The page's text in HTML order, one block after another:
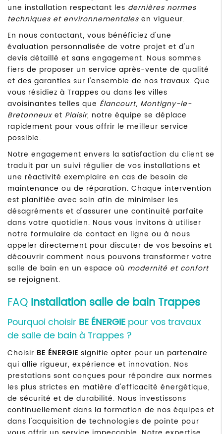
une installation respectant les dernières normes
techniques et environnementales en vigueur.
En nous contactant, vous bénéficiez d'une
évaluation personnalisée de votre projet et d'un
devis détaillé et sans engagement. Nous sommes
fiers de proposer un service après-vente de qualité
et des garanties sur l'ensemble de nos travaux. Que
vous résidiez à Trappes ou dans les villes
avoisinantes telles que Élancourt, Montigny-le-
Bretonneuxet Plaisir, notre équipe se déplace
rapidement pour vous offrir le meilleur service
possible.
Notre engagement envers la satisfaction du client se
traduit par un suivi régulier de vos installations et
une réactivité exemplaire en cas de besoin de
maintenance ou de réparation. Chaque intervention
est planifiée avec soin afin de minimiser les
désagréments et d'assurer une continuité parfaite
dans votre quotidien. Nous vous invitons à utiliser
notre formulaire de contact en ligne ou à nous
appeler directement pour discuter de vos besoins et
découvrir comment nous pouvons transformer votre
salle de bain en un espace où modernité et confort
se rejoignent.
FAQ Installation salle de bain Trappes
Pourquoi choisir BE ÉNERGIE pour vos travaux
de salle de bain à Trappes ?
Choisir BE ÉNERGIE signifie opter pour un partenaire
qui allie rigueur, expérience et innovation. Nos
prestations sont conçues pour répondre aux normes
les plus strictes en matière d'efficacité énergétique,
de sécurité et de durabilité. Nous investissons
continuellement dans la formation de nos équipes et
dans l'acquisition de technologies de pointe pour